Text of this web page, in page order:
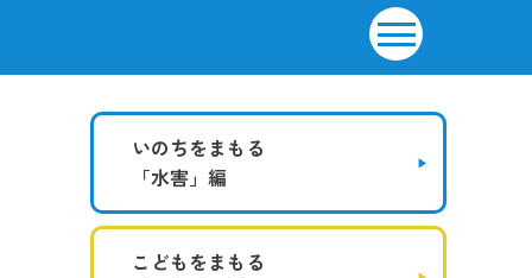
いのちをまもる
「水害」編
こどもをまもる